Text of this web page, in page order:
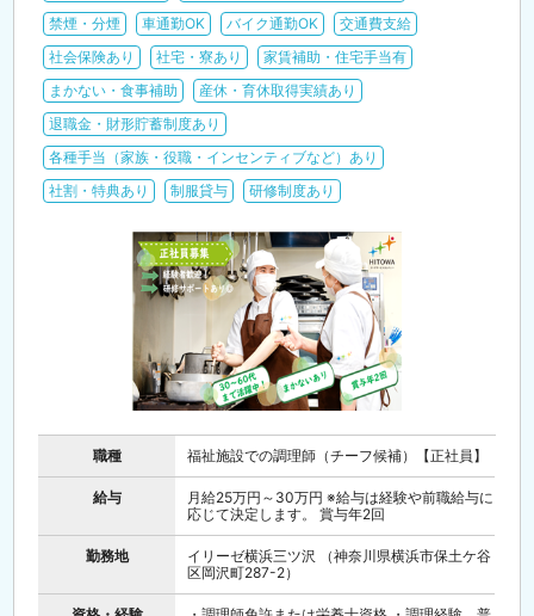
禁煙・分煙
車通勤OK バイク通勤OK
交通費支給
社会保険あり
社宅・寮あり
家賃補助・住宅手当有
まかない・食事補助
産休・育休取得実績あり
退職金・財形貯蓄制度あり
各種手当（家族・役職・インセンティブなど）あり
社割・特典あり
制服貸与 研修制度あり
職種 福祉施設での調理師（チーフ候補）【正社員】
給与
月給25万円～30万円 ※給与は経験や前職給与に
応じて決定します。 賞与年2回
勤務地
イリーゼ横浜三ツ沢 （神奈川県横浜市保土ケ谷
区岡沢町287-2）